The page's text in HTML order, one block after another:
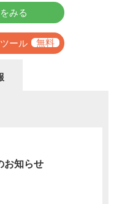
みる
ール
お知らせ